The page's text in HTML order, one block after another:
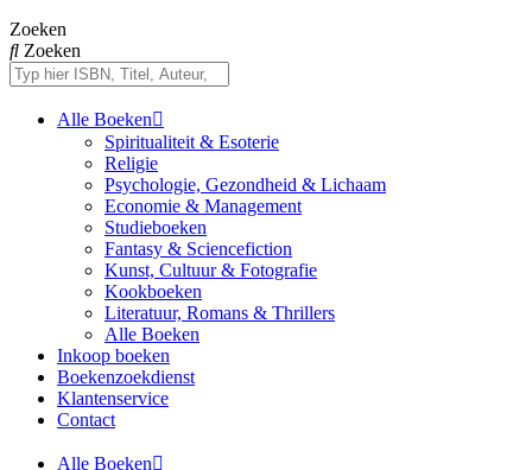
Zoeken
Zoeken
Alle Boeken
Spiritualiteit & Esoterie
Religie
Psychologie, Gezondheid & Lichaam
Economie & Management
Studieboeken
Fantasy & Sciencefiction
Kunst, Cultuur & Fotografie
Kookboeken
Literatuur, Romans & Thrillers
Alle Boeken
Inkoop boeken
Boekenzoekdienst
Klantenservice
Contact
Alle Boeken